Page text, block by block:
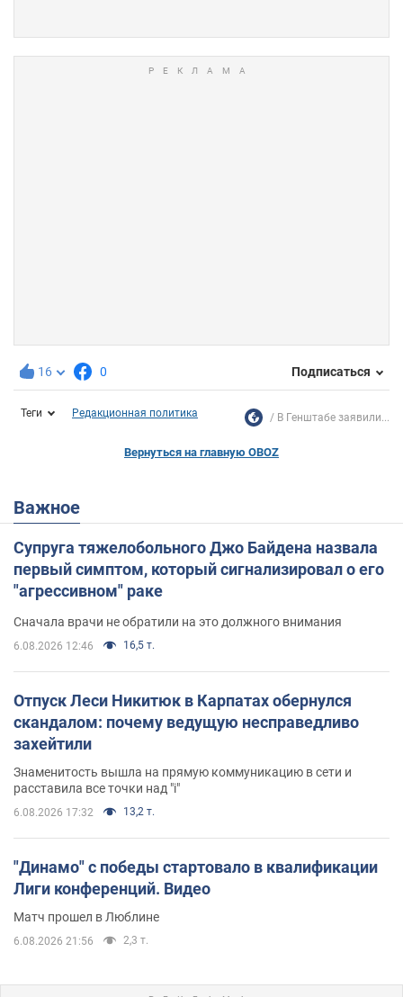
16 0 Подписаться
Теги Редакционная политика В Генштабе заявили...
Вернуться на главную OBOZ
Важное
Супруга тяжелобольного Джо Байдена назвала
первый симптом, который сигнализировал о его
"агрессивном" раке
Сначала врачи не обратили на это должного внимания
6.08.2026 12:46 16,5 т.
Отпуск Леси Никитюк в Карпатах обернулся
скандалом: почему ведущую несправедливо
захейтили
Знаменитость вышла на прямую коммуникацию в сети и
расставила все точки над "i"
6.08.2026 17:32 13,2 т.
"Динамо" с победы стартовало в квалификации
Лиги конференций. Видео
Матч прошел в Люблине
6.08.2026 21:56 2,3 т.